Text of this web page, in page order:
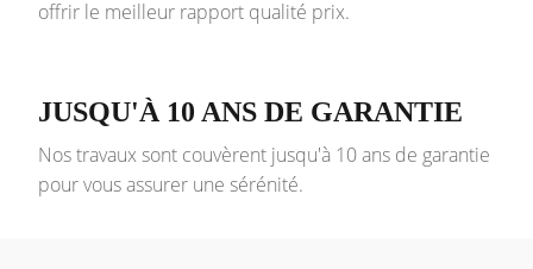
offrir le meilleur rapport qualité prix.
JUSQU'À 10 ANS DE GARANTIE
Nos travaux sont couvèrent jusqu'à 10 ans de garantie
pour vous assurer une sérénité.